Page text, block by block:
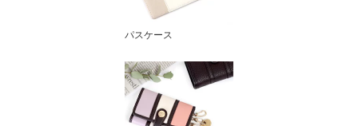
パスケース